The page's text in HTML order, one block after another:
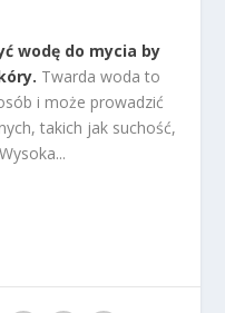
wodę do mycia by
Twarda woda to
i może prowadzić
takich jak suchość,